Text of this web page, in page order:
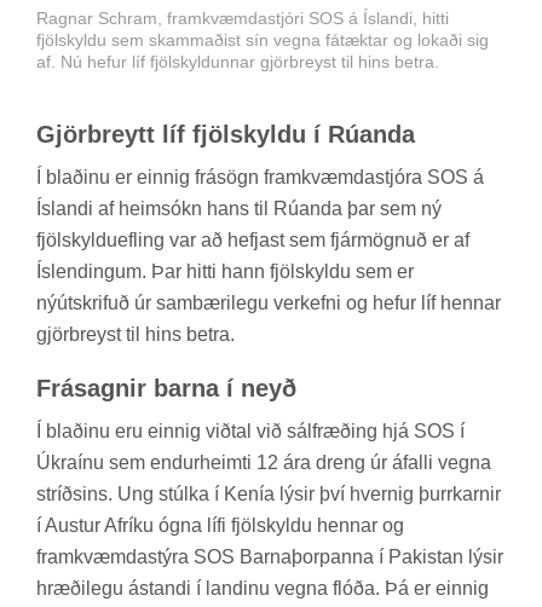
Ragnar Schram, framkvæmdastjóri SOS á Íslandi, hitti
fjölskyldu sem skammaðist sín vegna fátæktar og lokaði sig
af. Nú hefur líf fjölskyldunnar gjörbreyst til hins betra.
Gjör­breytt líf fjöl­skyldu í Rú­anda
Í blað­inu er einnig frá­sögn fram­kvæmda­stjóra SOS á
Ís­landi af heim­sókn hans til Rú­anda þar sem ný
fjöl­skyldu­efl­ing var að hefjast sem fjár­mögn­uð er af
Ís­lend­ing­um. Þar hitti hann fjöl­skyldu sem er
ný­út­skrif­uð úr sam­bæri­legu verk­efni og hef­ur líf henn­ar
gjör­breyst til hins betra.
Frá­sagn­ir barna í neyð
Í blað­inu eru einnig við­tal við sál­fræð­ing hjá SOS í
Úkraínu sem end­ur­heimti 12 ára dreng úr áfalli vegna
stríðs­ins. Ung stúlka í Ken­ía lýs­ir því hvernig þurrk­arn­ir
í Aust­ur Afr­íku ógna lífi fjöl­skyldu henn­ar og
fram­kvæmda­stýra SOS Barna­þorp­anna í Pak­ist­an lýs­ir
hræði­legu ástandi í land­inu vegna flóða. Þá er einnig